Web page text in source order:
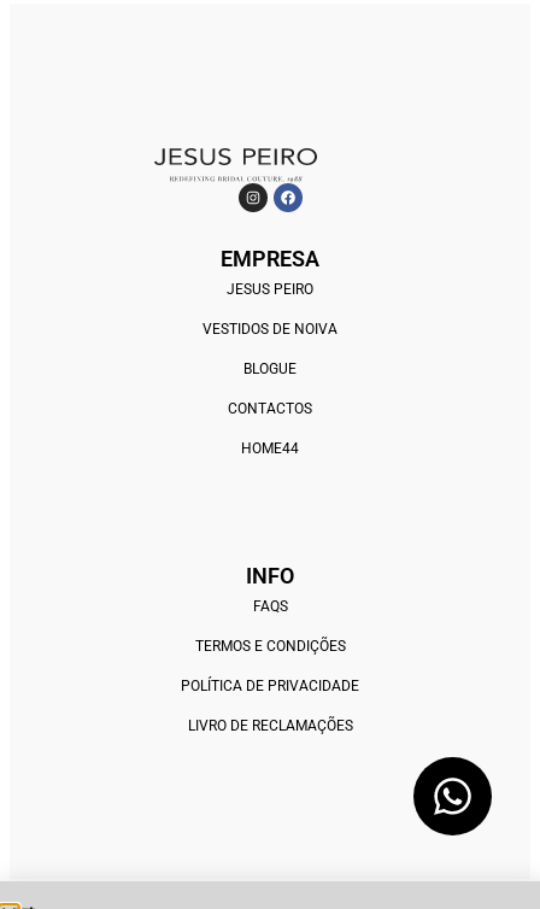
EMPRESA
JESUS PEIRO
VESTIDOS DE NOIVA
BLOGUE
CONTACTOS
HOME44
INFO
FAQS
TERMOS E CONDIÇÕES
POLÍTICA DE PRIVACIDADE
LIVRO DE RECLAMAÇÕES